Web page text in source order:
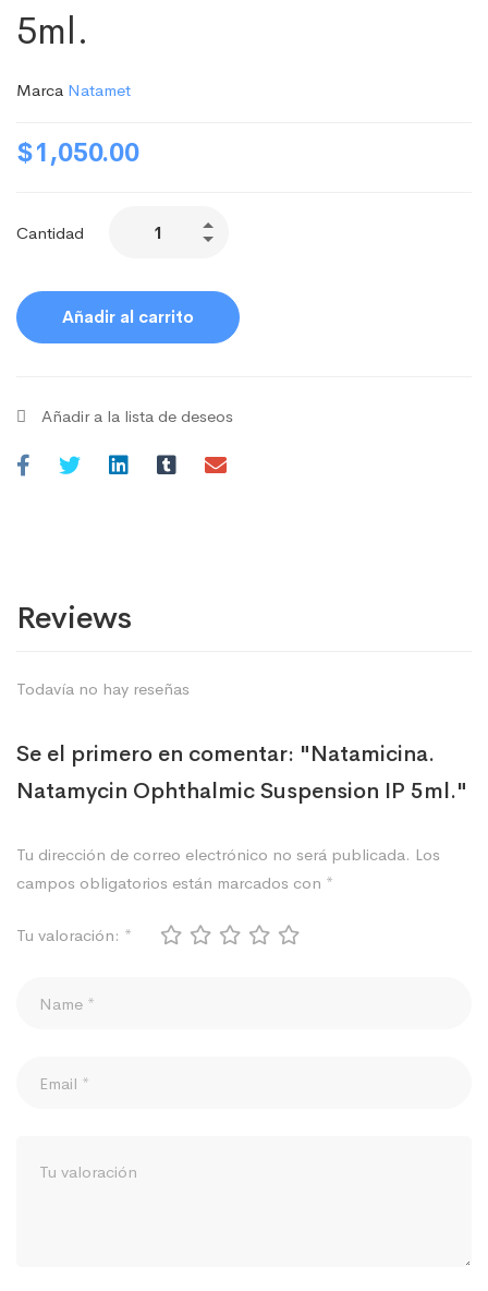
5ml.
Marca Natamet
$1,050.00
Cantidad
Añadir al carrito
Añadir a la lista de deseos
Reviews
Todavía no hay reseñas
Se el primero en comentar: "Natamicina.
Natamycin Ophthalmic Suspension IP 5ml."
Tu dirección de correo electrónico no será publicada. Los
campos obligatorios están marcados con *
Tu valoración: *